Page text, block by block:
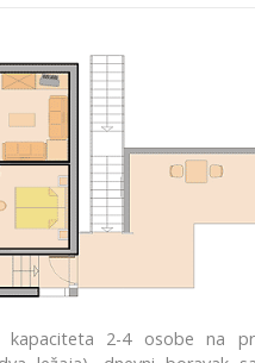
kapaciteta 2-4 osobe na